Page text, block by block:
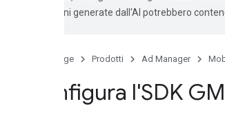
traduzioni generate dall'AI potrebbero
Home page Prodotti Ad Manager
Configura l'SDK